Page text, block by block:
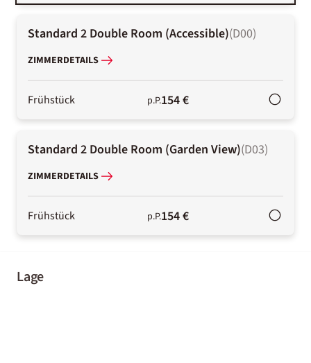
Standard 2 Double Room (Accessible)(D00)
ZIMMERDETAILS
Frühstück p.P.154 €
Standard 2 Double Room (Garden View)(D03)
ZIMMERDETAILS
Frühstück p.P.154 €
Lage